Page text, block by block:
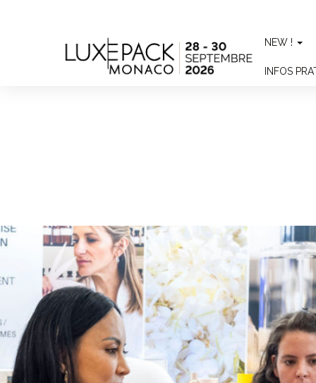
NEW !
INFOS